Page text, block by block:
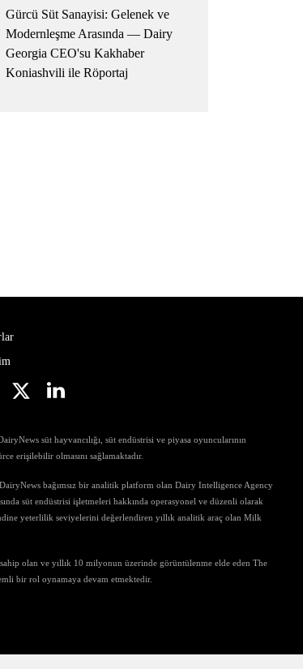
Gürcü Süt Sanayisi: Gelenek ve
Modernleşme Arasında — Dairy
Georgia CEO'su Kakhaber
Koniashvili ile Röportaj
süt hayvancılığı, süt endüstrisi ve piyasa oyuncularının
erişilebilir olmasını sağlamaktadır.
bağımsız bir analitik platform olan Dairy Intelligence Agency
süt endüstrisi işletmeleri hakkında operasyonel ve düzenli olarak
yeterlilik seviyelerini değerlendiren yıllık analitik araç olan Milk
olan ve yıllık 10 milyonun üzerinde görüntülenme elde eden The
bir rol oynamaya devam etmektedir.